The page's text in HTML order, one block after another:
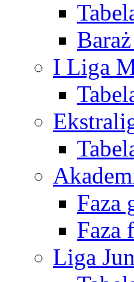
I Liga
Faza
Faza
Liga